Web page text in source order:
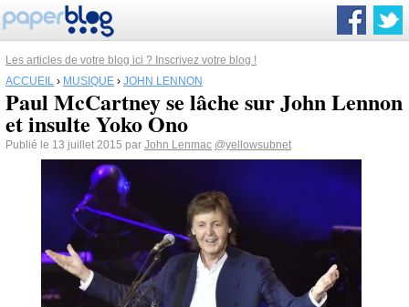
Les articles de votre blog ici ? Inscrivez votre blog !
ACCUEIL › MUSIQUE › JOHN LENNON
Paul McCartney se lâche sur John Lennon
et insulte Yoko Ono
Publié le 13 juillet 2015 par John Lenmac @yellowsubnet